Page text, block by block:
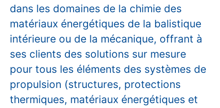
dans les domaines de la chimie des
matériaux énergétiques de la balistique
intérieure ou de la mécanique, offrant à
ses clients des solutions sur mesure
pour tous les éléments des systèmes de
propulsion (structures, protections
thermiques, matériaux énergétiques et